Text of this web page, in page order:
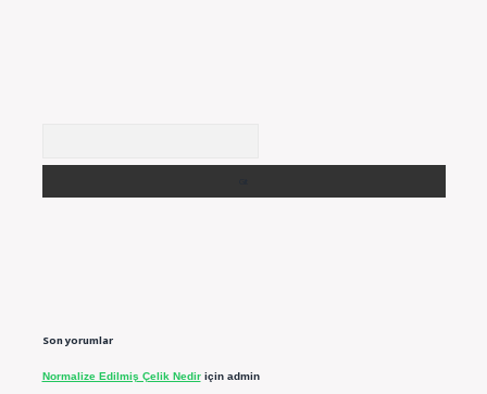
Son yorumlar
Normalize Edilmiş Çelik Nediriçin admin